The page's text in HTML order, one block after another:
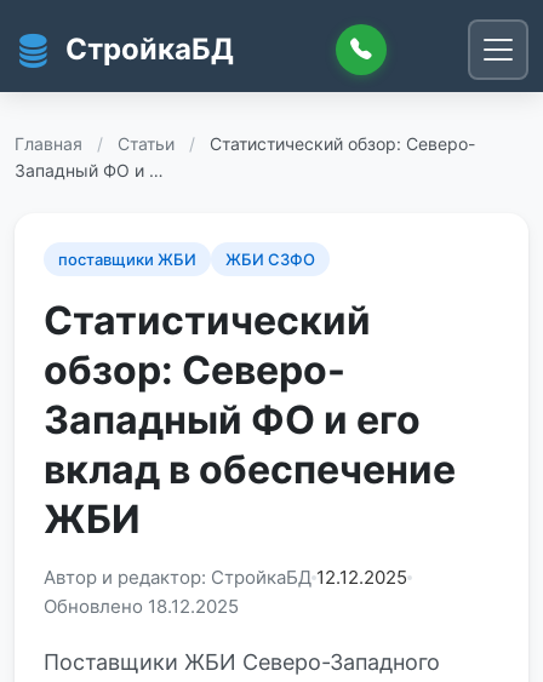
СтройкаБД
Главная / Статьи /
Статистический обзор: Северо-
Западный ФО и …
поставщики ЖБИ ЖБИ СЗФО
Статистический
обзор: Северо-
Западный ФО и его
вклад в обеспечение
ЖБИ
Автор и редактор: СтройкаБД 12.12.2025
Обновлено 18.12.2025
Поставщики ЖБИ Северо-Западного